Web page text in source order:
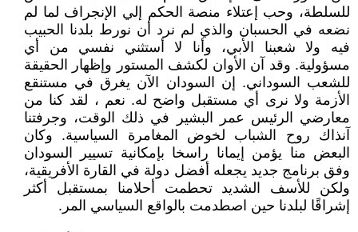
للسلطة، وحب إعتلاء منصة الحكم إلي الإنجراف لما لم
نضعه في الحسبان والذي لم نرد أن نورط بلدنا الحبيب
فيه ولا شعبنا الأبي، وأنا لا أستثني نفسي من أي
مسؤولية. وقد آن الأوان لكشف المستور وإظهار الحقيقة
للشعب السوداني. إن السودان الآن يغرق في مستنقع
الأزمة ولا نرى أي مستقبل واضح له. نعم ، لقد كنا من
معارضي الرئيس عمر البشير في ذلك الوقت، وجرفتنا
آنذاك روح الشباب لخوض المغامرة السياسية. وكان
البعض منا يؤمن إيمانا راسخا بإمكانية تسيير السودان
وفق برنامج جديد يجعله أفضل دولة في القارة الأفريقية،
ولكن للأسف الشديد تحطمت أحلامنا بمستقبل أكثر
إشراقًا لبلدنا حين اصطدمت بالواقع السياسي المر.